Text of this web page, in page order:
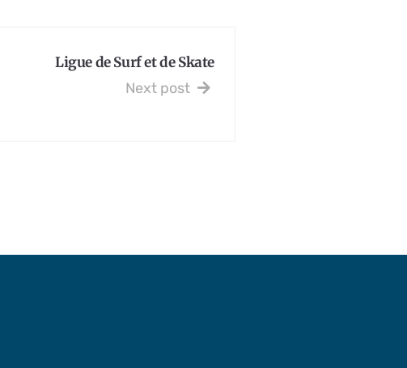
Ligue de Surf et de Skate
Next post